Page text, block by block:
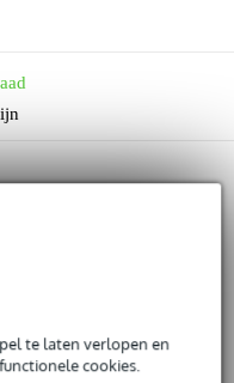
te laten verlopen en
cookies.
(gratis)